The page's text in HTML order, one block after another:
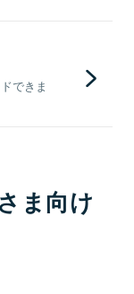
できま
ま向け